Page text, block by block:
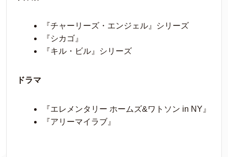
『チャーリーズ・エンジェル』シリーズ
『シカゴ』
『キル・ビル』シリーズ
ドラマ
『エレメンタリー ホームズ&ワトソン in NY』
『アリーマイラブ』